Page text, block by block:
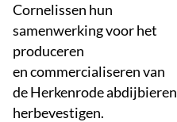
Cornelissen hun
samenwerking voor het
produceren
en commercialiseren van
de Herkenrode abdijbieren
herbevestigen.